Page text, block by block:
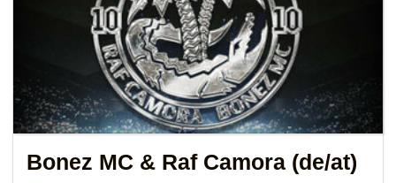
Bonez MC & Raf Camora (de/at)